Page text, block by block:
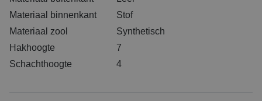
Materiaal binnenkant
Stof
Materiaal zool
Synthetisch
Hakhoogte
7
Schachthoogte
4